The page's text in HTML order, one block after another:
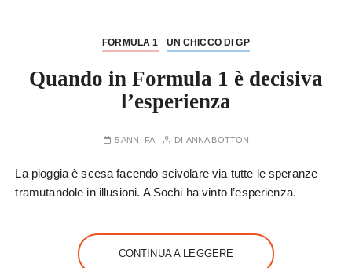
FORMULA 1 UN CHICCO DI GP
Quando in Formula 1 è decisiva
l’esperienza
5 ANNI FA DI ANNA BOTTON
La pioggia è scesa facendo scivolare via tutte le speranze
tramutandole in illusioni. A Sochi ha vinto l’esperienza.
CONTINUA A LEGGERE